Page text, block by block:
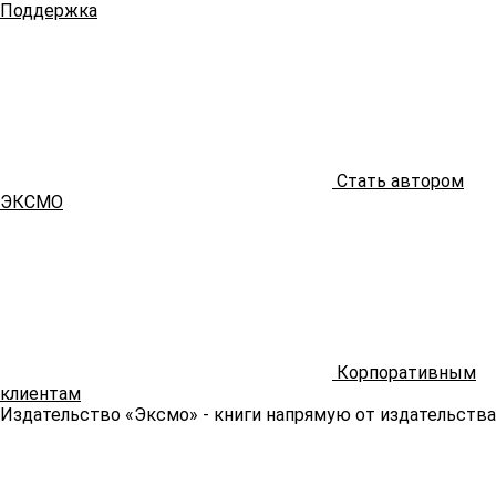
Поддержка
Стать автором
ЭКСМО
Корпоративным
клиентам
Издательство «Эксмо» - книги напрямую от издательства